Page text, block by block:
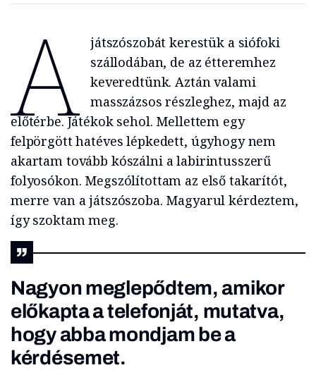
A
játszószobát kerestük a siófoki
szállodában, de az étteremhez
keveredtünk. Aztán valami
masszázsos részleghez, majd az
előtérbe. Játékok sehol. Mellettem egy
felpörgött hatéves lépkedett, úgyhogy nem
akartam tovább kószálni a labirintusszerű
folyosókon. Megszólítottam az első takarítót,
merre van a játszószoba. Magyarul kérdeztem,
így szoktam meg.
Nagyon meglepődtem, amikor
előkapta a telefonját, mutatva,
hogy abba mondjam be a
kérdésemet.